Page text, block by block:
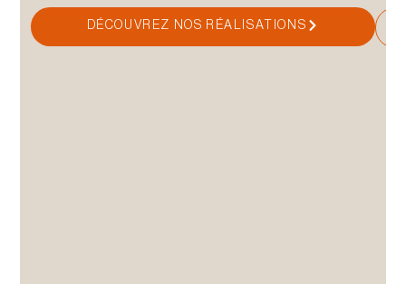
DÉCOUVREZ NOS RÉALISATIONS